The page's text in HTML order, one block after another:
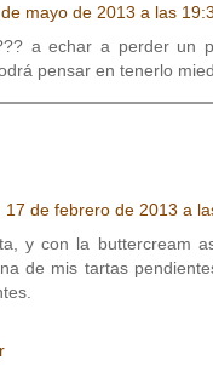
mayo de 2013 a las
a echar a perder un
pensar en tenerlo
17 de febrero de 2013 a
y con la buttercream
de mis tartas